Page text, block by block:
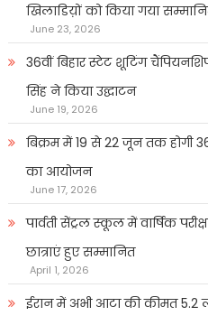
खिलाडिय़ों को किया गया
June 23, 2026
36वीं बिहार स्टेट शूटिंग
सिंह ने किया उद्घाटन
June 19, 2026
बिक्रम में 19 से 22 जून तक होगी
का आयोजन
June 17, 2026
पार्वती सेंट्रल स्कूल में वार्षिक
छात्राएं हुए सम्मानित
April 1, 2026
ईरान में अभी आटा की कीमत 5.2